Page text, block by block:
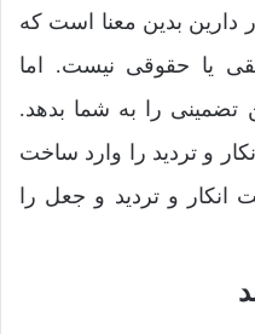
دارین بدین معنا است که
یا حقوقی نیست. اما
تضمینی را به شما بدهد.
و تردید را وارد ساخت
انکار و تردید و جعل را